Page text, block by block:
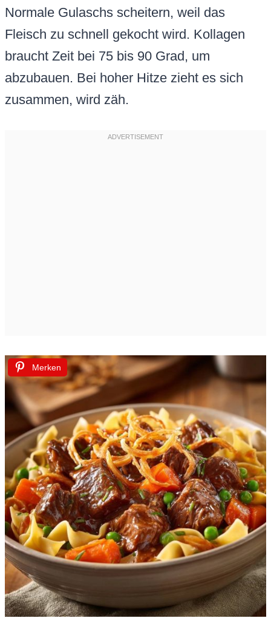
Normale Gulaschs scheitern, weil das
Fleisch zu schnell gekocht wird. Kollagen
braucht Zeit bei 75 bis 90 Grad, um
abzubauen. Bei hoher Hitze zieht es sich
zusammen, wird zäh.
Merken